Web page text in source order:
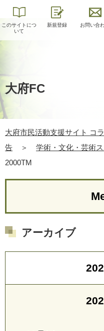
このサイトにつ
いて
新規登録 お問い合
大府FC
大府市民活動支援サイト コ
告
＞ 学術・文化・芸術
2000TM
アーカイブ